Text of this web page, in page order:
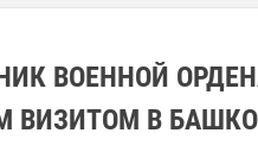
ВОЕННОЙ
ВИЗИТОМ В